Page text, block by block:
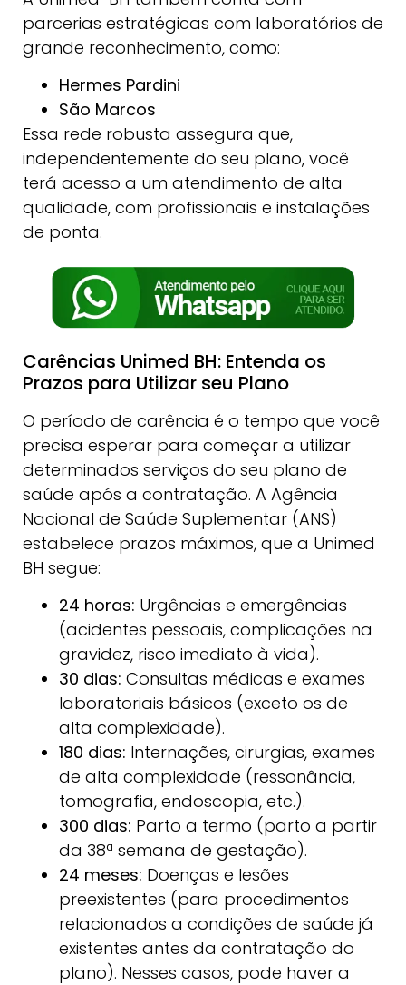
parcerias estratégicas com laboratórios de
grande reconhecimento, como:
Hermes Pardini
São Marcos
Essa rede robusta assegura que,
independentemente do seu plano, você
terá acesso a um atendimento de alta
qualidade, com profissionais e instalações
de ponta.
Carências Unimed BH: Entenda os
Prazos para Utilizar seu Plano
O período de carência é o tempo que você
precisa esperar para começar a utilizar
determinados serviços do seu plano de
saúde após a contratação. A Agência
Nacional de Saúde Suplementar (ANS)
estabelece prazos máximos, que a Unimed
BH segue:
24 horas: Urgências e emergências
(acidentes pessoais, complicações na
gravidez, risco imediato à vida).
30 dias: Consultas médicas e exames
laboratoriais básicos (exceto os de
alta complexidade).
180 dias: Internações, cirurgias, exames
de alta complexidade (ressonância,
tomografia, endoscopia, etc.).
300 dias: Parto a termo (parto a partir
da 38ª semana de gestação).
24 meses: Doenças e lesões
preexistentes (para procedimentos
relacionados a condições de saúde já
existentes antes da contratação do
plano). Nesses casos, pode haver a